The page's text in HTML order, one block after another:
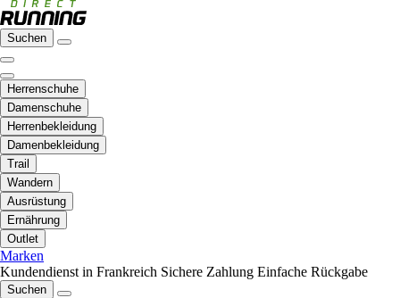
Suchen
Herrenschuhe
Damenschuhe
Herrenbekleidung
Damenbekleidung
Trail
Wandern
Ausrüstung
Ernährung
Outlet
Marken
Kundendienst in Frankreich Sichere Zahlung Einfache Rückgabe
Suchen